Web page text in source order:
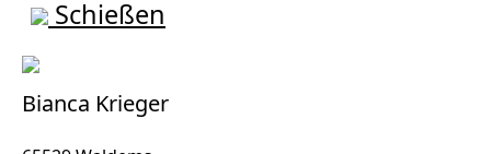
Schießen
Bianca Krieger